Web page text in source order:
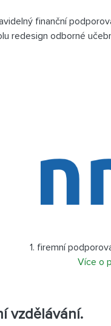
finanční
redesign odborné
1. firemní
Více o
vzdělávání.